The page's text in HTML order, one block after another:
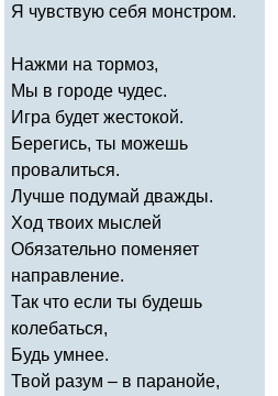
Я чувствую себя монстром.
Нажми на тормоз,
Мы в городе чудес.
Игра будет жестокой.
Берегись, ты можешь
провалиться.
Лучше подумай дважды.
Ход твоих мыслей
Обязательно поменяет
направление.
Так что если ты будешь
колебаться,
Будь умнее.
Твой разум – в паранойе,